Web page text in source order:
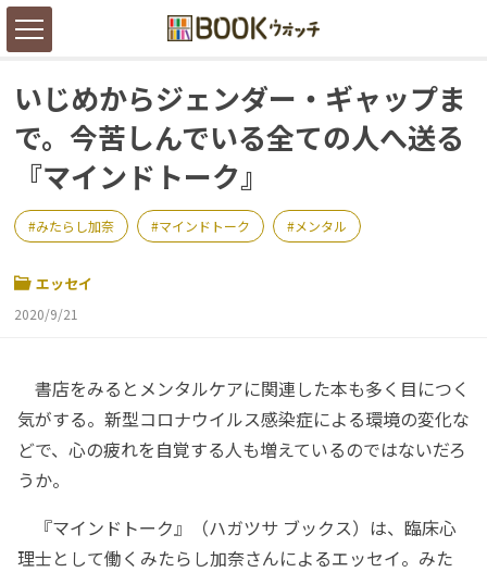
いじめからジェンダー・ギャップま
で。今苦しんでいる全ての人へ送る
『マインドトーク』
みたらし加奈 マインドトーク メンタル
エッセイ
2020/9/21
書店をみるとメンタルケアに関連した本も多く目につく
気がする。新型コロナウイルス感染症による環境の変化な
どで、心の疲れを自覚する人も増えているのではないだろ
うか。
『マインドトーク』（ハガツサ ブックス）は、臨床心
理士として働くみたらし加奈さんによるエッセイ。みた